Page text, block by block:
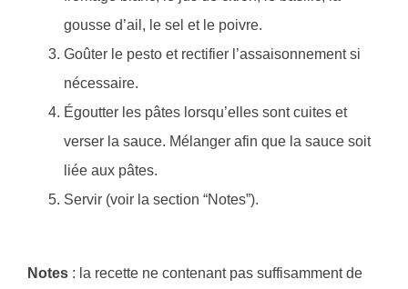
gousse d’ail, le sel et le poivre.
Goûter le pesto et rectifier l’assaisonnement si
nécessaire.
Égoutter les pâtes lorsqu’elles sont cuites et
verser la sauce. Mélanger afin que la sauce soit
liée aux pâtes.
Servir (voir la section “Notes”).
Notes : la recette ne contenant pas suffisamment de